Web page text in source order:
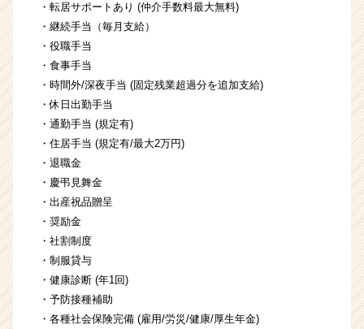
・転居サポートあり (仲介手数料最大無料)
・継続手当（毎月支給）
・役職手当
・食事手当
・時間外/深夜手当 (固定残業超過分を追加支給)
・休日出勤手当
・通勤手当 (規定有)
・住居手当 (規定有/最大2万円)
・退職金
・慶弔見舞金
・出産祝品贈呈
・奨励金
・社割制度
・制服貸与
・健康診断 (年1回)
・予防接種補助
・各種社会保険完備 (雇用/労災/健康/厚生年金)